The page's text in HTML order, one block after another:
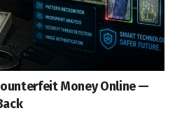
Money Online —